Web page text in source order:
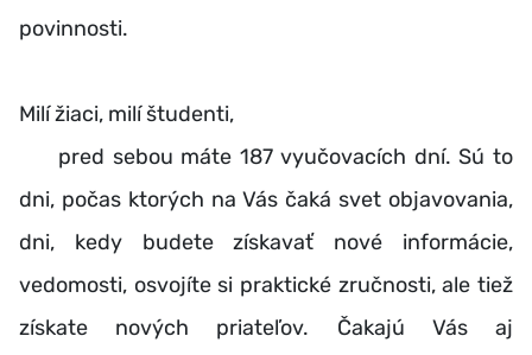
povinnosti.
Milí žiaci, milí študenti,
pred sebou máte 187 vyučovacích dní. Sú to
dni, počas ktorých na Vás čaká svet objavovania,
dni, kedy budete získavať nové informácie,
vedomosti, osvojíte si praktické zručnosti, ale tiež
získate nových priateľov. Čakajú Vás aj